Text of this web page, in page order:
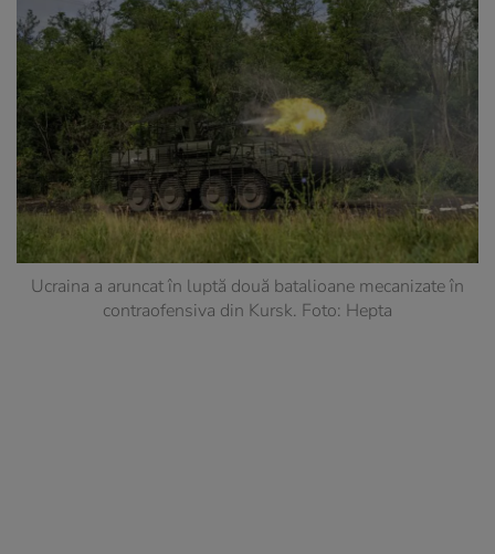
Ucraina a aruncat în luptă două batalioane mecanizate în
contraofensiva din Kursk. Foto: Hepta